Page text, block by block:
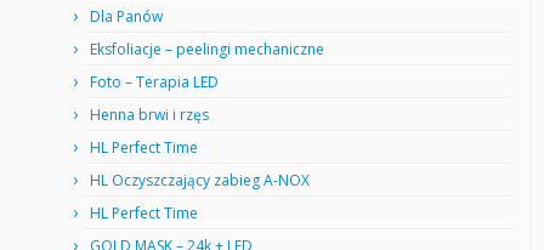
Dla Panów
Eksfoliacje – peelingi mechaniczne
Foto – Terapia LED
Henna brwi i rzęs
HL Perfect Time
HL Oczyszczający zabieg A-NOX
HL Perfect Time